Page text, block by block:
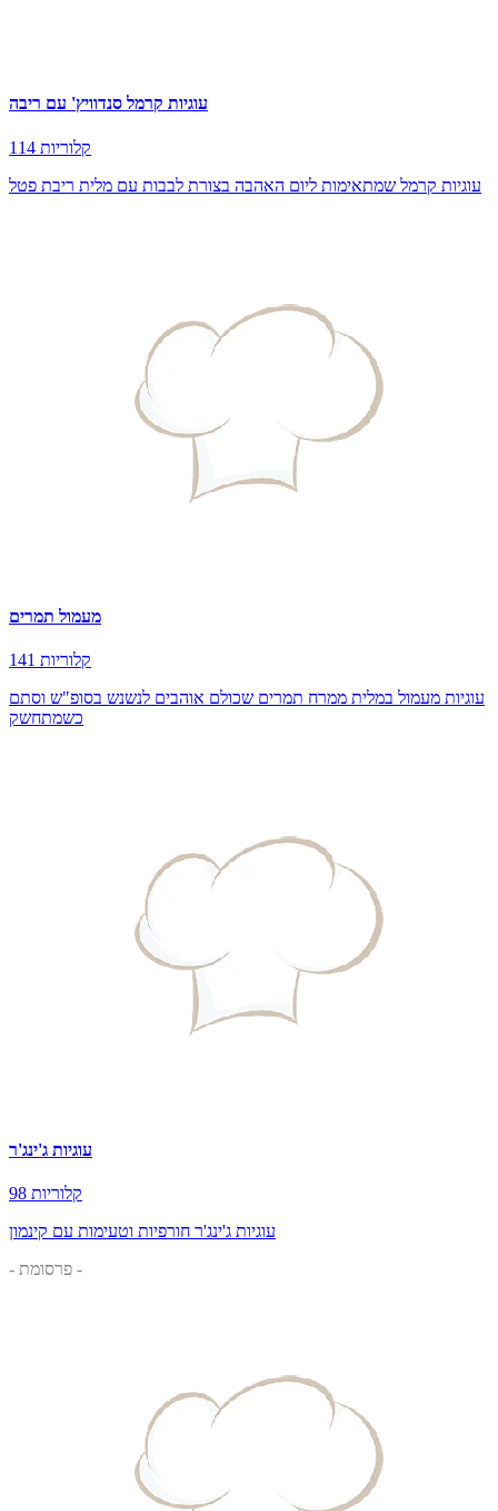
עוגיות קרמל סנדוויץ' עם ריבה
114 קלוריות
עוגיות קרמל שמתאימות ליום האהבה בצורת לבבות עם מלית ריבת פטל
מעמול תמרים
141 קלוריות
עוגיות מעמול במלית ממרח תמרים שכולם אוהבים לנשנש בסופ"ש וסתם
כשמתחשק
עוגיות ג'ינג'ר
98 קלוריות
עוגיות ג'ינג'ר חורפיות וטעימות עם קינמון
- פרסומת -